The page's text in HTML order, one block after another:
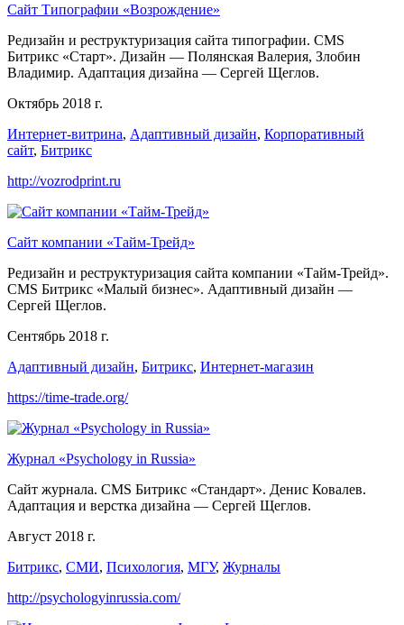
Сайт Типографии «Возрождение»
Редизайн и реструктуризация сайта типографии. CMS
Битрикс «Старт». Дизайн — Полянская Валерия, Злобин
Владимир. Адаптация дизайна — Сергей Щеглов.
Октябрь 2018 г.
Интернет-витрина, Адаптивный дизайн, Корпоративный
сайт, Битрикс
http://vozrodprint.ru
Сайт компании «Тайм-Трейд»
Редизайн и реструктуризация сайта компании «Тайм-Трейд».
CMS Битрикс «Малый бизнес». Адаптивный дизайн —
Сергей Щеглов.
Сентябрь 2018 г.
Адаптивный дизайн, Битрикс, Интернет-магазин
https://time-trade.org/
Журнал «Psychology in Russia»
Сайт журнала. CMS Битрикс «Стандарт». Денис Ковалев.
Адаптация и верстка дизайна — Сергей Щеглов.
Август 2018 г.
Битрикс, СМИ, Психология, МГУ, Журналы
http://psychologyinrussia.com/